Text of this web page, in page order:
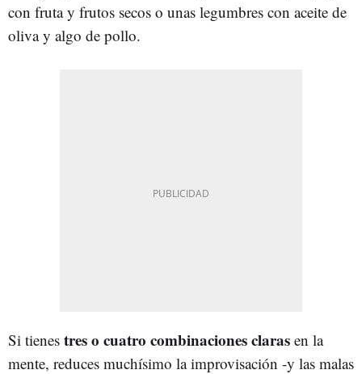
con fruta y frutos secos o unas legumbres con aceite de
oliva y algo de pollo.
Si tienes tres o cuatro combinaciones claras en la
mente, reduces muchísimo la improvisación -y las malas